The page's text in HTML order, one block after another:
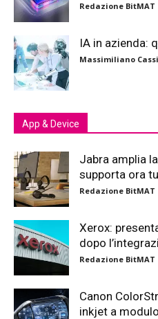
Redazione BitMAT
IA in azienda:
Massimiliano
App & Device
Jabra amplia
supporta ora
Redazione BitMAT
Xerox:
dopo
Redazione BitMAT
Canon
inkjet a